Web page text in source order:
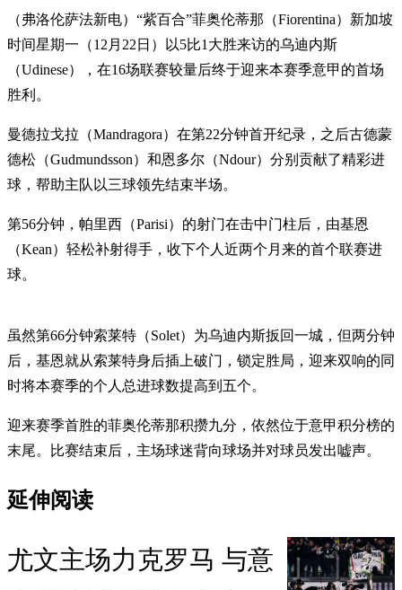
（弗洛伦萨法新电）“紫百合”菲奥伦蒂那（Fiorentina）新加坡
时间星期一（12月22日）以5比1大胜来访的乌迪内斯
（Udinese），在16场联赛较量后终于迎来本赛季意甲的首场
胜利。
曼德拉戈拉（Mandragora）在第22分钟首开纪录，之后古德蒙
德松（Gudmundsson）和恩多尔（Ndour）分别贡献了精彩进
球，帮助主队以三球领先结束半场。
第56分钟，帕里西（Parisi）的射门在击中门柱后，由基恩
（Kean）轻松补射得手，收下个人近两个月来的首个联赛进
球。
虽然第66分钟索莱特（Solet）为乌迪内斯扳回一城，但两分钟
后，基恩就从索莱特身后插上破门，锁定胜局，迎来双响的同
时将本赛季的个人总进球数提高到五个。
迎来赛季首胜的菲奥伦蒂那积攒九分，依然位于意甲积分榜的
末尾。比赛结束后，主场球迷背向球场并对球员发出嘘声。
延伸阅读
尤文主场力克罗马 与意